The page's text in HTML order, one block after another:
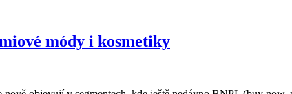
módy i kosmetiky